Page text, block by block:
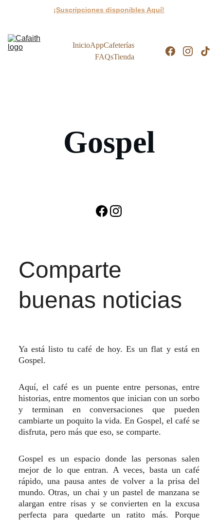
¡Suscripciones disponibles Aquí!
InicioAppCafeterías
FAQsTienda
Gospel
Comparte
buenas noticias
Ya está listo tu café de hoy. Es un flat y está en
Gospel.
Aquí, el café es un puente entre personas, entre
historias, entre momentos que inician con un sorbo
y terminan en conversaciones que pueden
cambiarte un poquito la vida. En Gospel, el café se
disfruta, pero más que eso, se comparte.
Gospel es un espacio donde las personas salen
mejor de lo que entran. A veces, basta un café
rápido, una pausa antes de volver a la prisa del
mundo. Otras, un chai y un pastel de manzana se
alargan entre risas y se convierten en la excusa
perfecta para quedarte un ratito más. Porque